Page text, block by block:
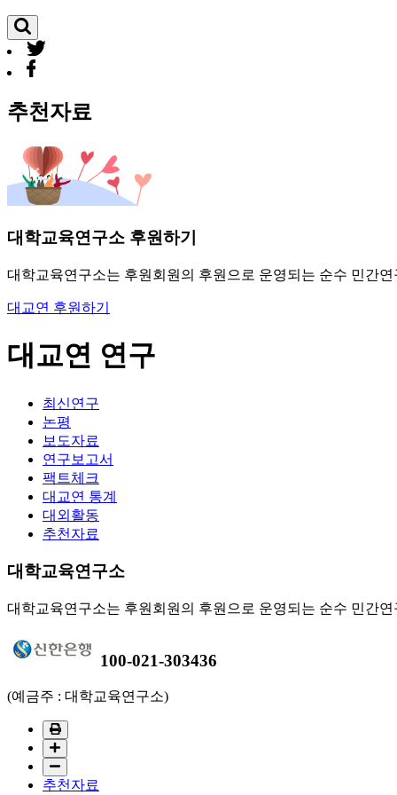
추천자료
대학교육연구소 후원하기
대학교육연구소는 후원회원의 후원으로 운영되는 순수 민간연
대교연 후원하기
대교연 연구
최신연구
논평
보도자료
연구보고서
팩트체크
대교연 통계
대외활동
추천자료
대학교육연구소
대학교육연구소는 후원회원의 후원으로 운영되는 순수 민간연
100-021-303436
(예금주 : 대학교육연구소)
추천자료